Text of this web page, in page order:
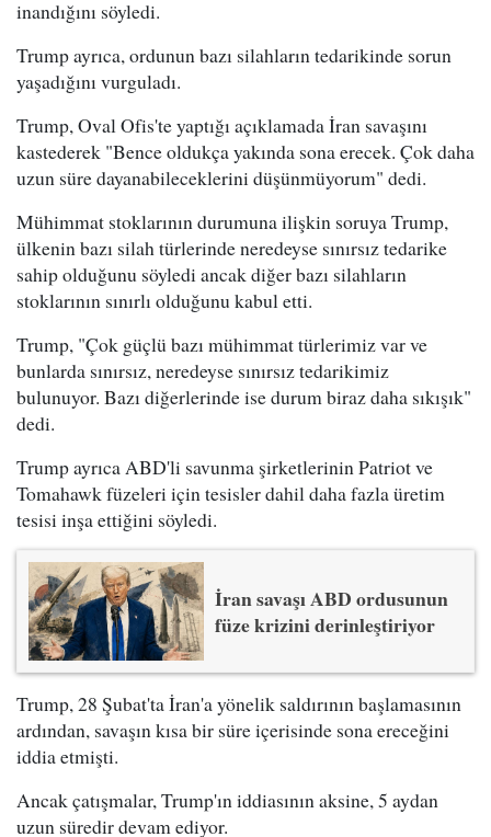
inandığını söyledi.
Trump ayrıca, ordunun bazı silahların tedarikinde sorun
yaşadığını vurguladı.
Trump, Oval Ofis'te yaptığı açıklamada İran savaşını
kastederek "Bence oldukça yakında sona erecek. Çok daha
uzun süre dayanabileceklerini düşünmüyorum" dedi.
Mühimmat stoklarının durumuna ilişkin soruya Trump,
ülkenin bazı silah türlerinde neredeyse sınırsız tedarike
sahip olduğunu söyledi ancak diğer bazı silahların
stoklarının sınırlı olduğunu kabul etti.
Trump, "Çok güçlü bazı mühimmat türlerimiz var ve
bunlarda sınırsız, neredeyse sınırsız tedarikimiz
bulunuyor. Bazı diğerlerinde ise durum biraz daha sıkışık"
dedi.
Trump ayrıca ABD'li savunma şirketlerinin Patriot ve
Tomahawk füzeleri için tesisler dahil daha fazla üretim
tesisi inşa ettiğini söyledi.
İran savaşı ABD ordusunun
füze krizini derinleştiriyor
Trump, 28 Şubat'ta İran'a yönelik saldırının başlamasının
ardından, savaşın kısa bir süre içerisinde sona ereceğini
iddia etmişti.
Ancak çatışmalar, Trump'ın iddiasının aksine, 5 aydan
uzun süredir devam ediyor.